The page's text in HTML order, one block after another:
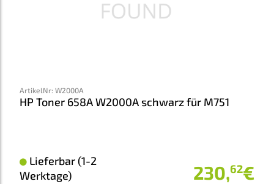
HP Toner 658A W2000A schwarz für M751
Lieferbar (1-2
Werktage)
230,62€
ArtikelNr: W2000A